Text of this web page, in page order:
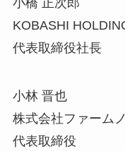
小橋 正次郎
KOBASHI
代表取締役社長
小林 晋也
株式会社ファーム
代表取締役